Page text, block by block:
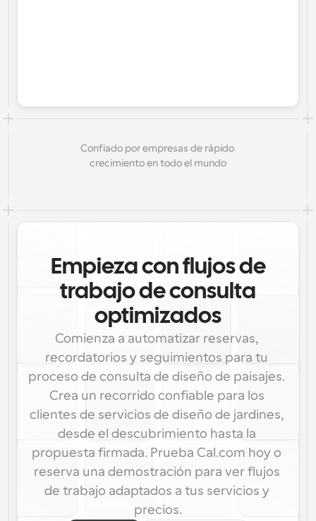
Confiado por empresas de rápido
crecimiento en todo el mundo
Empieza con flujos de
trabajo de consulta
optimizados
Comienza a automatizar reservas,
recordatorios y seguimientos para tu
proceso de consulta de diseño de paisajes.
Crea un recorrido confiable para los
clientes de servicios de diseño de jardines,
desde el descubrimiento hasta la
propuesta firmada. Prueba Cal.com hoy o
reserva una demostración para ver flujos
de trabajo adaptados a tus servicios y
precios.